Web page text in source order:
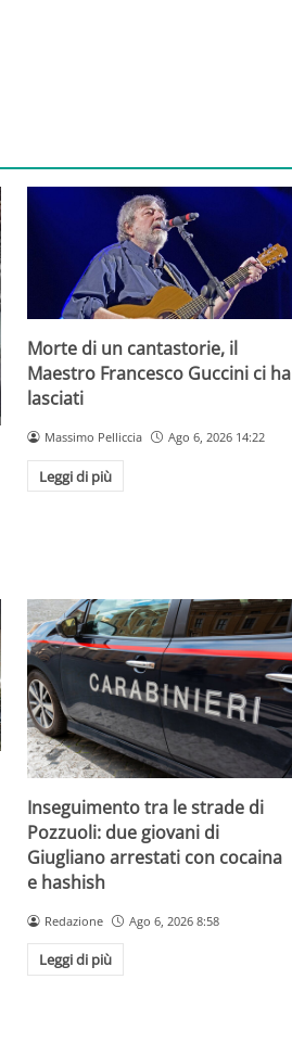
Morte di un cantastorie, il
Maestro Francesco Guccini ci ha
lasciati
Massimo Pelliccia Ago 6, 2026 14:22
Leggi di più
Inseguimento tra le strade di
Pozzuoli: due giovani di
Giugliano arrestati con cocaina
e hashish
Redazione Ago 6, 2026 8:58
Leggi di più